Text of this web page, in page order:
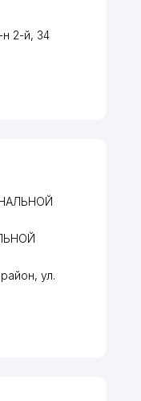
2-й, 34
, ул.